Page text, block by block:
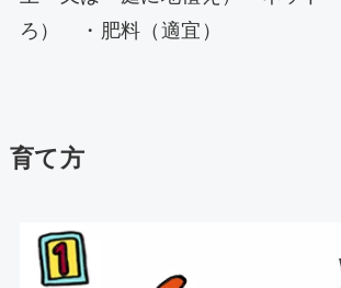
ろ） ・肥料（適宜）
育て方